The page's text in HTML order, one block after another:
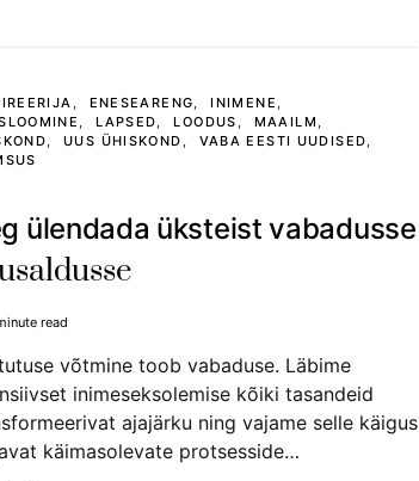
ENESEARENG
INIMENE
LAPSED LOODUS
MAAILM
UUS ÜHISKOND
VABA EESTI UUDISED
ülendada üksteist vabadusse
read
võtmine toob vabaduse. Läbime
inimeseksolemise kõiki tasandeid
ajajärku ning vajame selle käigus
käimasolevate protsesside…